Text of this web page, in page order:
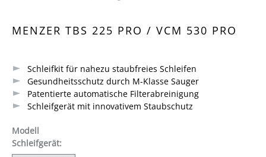
MENZER TBS 225 PRO / VCM 530 PRO
Schleifkit für nahezu staubfreies Schleifen
Gesundheitsschutz durch M-Klasse Sauger
Patentierte automatische Filterabreinigung
Schleifgerät mit innovativem Staubschutz
Modell
Schleifgerätauswählen
: